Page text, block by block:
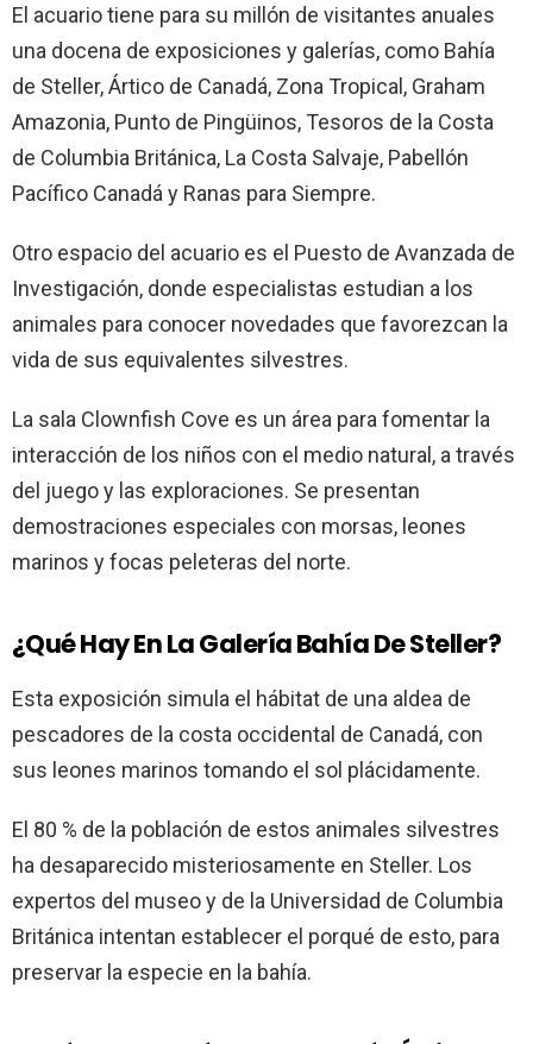
El acuario tiene para su millón de visitantes anuales
una docena de exposiciones y galerías, como Bahía
de Steller, Ártico de Canadá, Zona Tropical, Graham
Amazonia, Punto de Pingüinos, Tesoros de la Costa
de Columbia Británica, La Costa Salvaje, Pabellón
Pacífico Canadá y Ranas para Siempre.
Otro espacio del acuario es el Puesto de Avanzada de
Investigación, donde especialistas estudian a los
animales para conocer novedades que favorezcan la
vida de sus equivalentes silvestres.
La sala Clownfish Cove es un área para fomentar la
interacción de los niños con el medio natural, a través
del juego y las exploraciones. Se presentan
demostraciones especiales con morsas, leones
marinos y focas peleteras del norte.
¿Qué Hay En La Galería Bahía De Steller?
Esta exposición simula el hábitat de una aldea de
pescadores de la costa occidental de Canadá, con
sus leones marinos tomando el sol plácidamente.
El 80 % de la población de estos animales silvestres
ha desaparecido misteriosamente en Steller. Los
expertos del museo y de la Universidad de Columbia
Británica intentan establecer el porqué de esto, para
preservar la especie en la bahía.